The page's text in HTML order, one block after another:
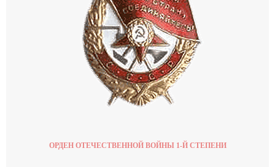
ОРДЕН ОТЕЧЕСТВЕННОЙ ВОЙНЫ 1-Й СТЕПЕНИ